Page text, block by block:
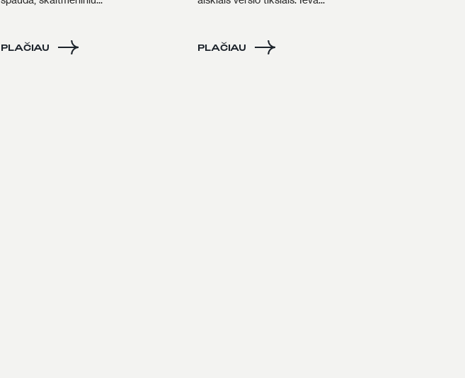
PLAČIAU PLAČIAU